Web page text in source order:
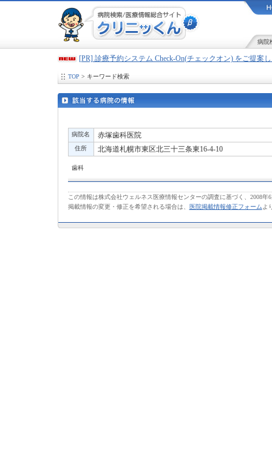
病院
[PR] 診療予約システム Check-On(チェックオン) をご提案
TOP > キーワード検索
病院名 赤塚歯科医院
住所 北海道札幌市東区北三十三条東16-4-10
歯科
この情報は株式会社ウェルネス医療情報センターの調査に基づく、2008年
掲載情報の変更・修正を希望される場合は、
医院掲載情報修正フォーム よ